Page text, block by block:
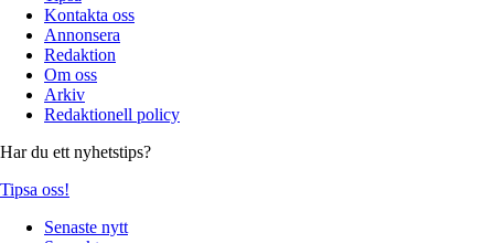
Kontakta oss
Annonsera
Redaktion
Om oss
Arkiv
Redaktionell policy
Har du ett nyhetstips?
Tipsa oss!
Senaste nytt